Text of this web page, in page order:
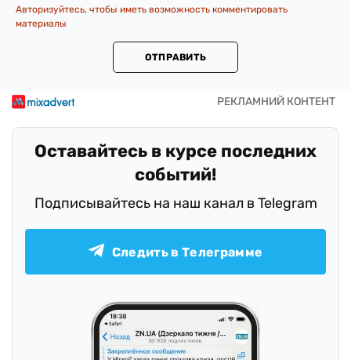
Авторизуйтесь, чтобы иметь возможность комментировать
материалы
ОТПРАВИТЬ
Оставайтесь в курсе последних
событий!
Подписывайтесь на наш канал в Telegram
Следить в Телеграмме